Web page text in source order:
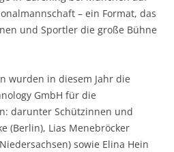
– ein Format, das
und Sportler die große Bühne
wurden in diesem Jahr die
GmbH für die
darunter Schützinnen und
(Berlin), Lias Menebröcker
sowie Elina Hein